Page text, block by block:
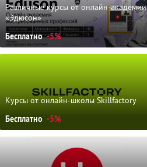
Различные курсы от онлайн-академии
«Эдюсон»
Бесплатно -5%
Курсы от онлайн-школы Skillfactory
Бесплатно -5%